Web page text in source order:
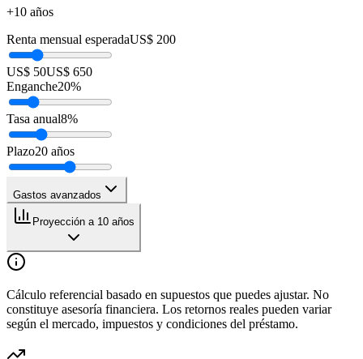
+10 años
Renta mensual esperadaUS$ 200
US$ 50US$ 650
Enganche20%
Tasa anual8%
Plazo20 años
Gastos avanzados
Proyección a 10 años
Cálculo referencial basado en supuestos que puedes ajustar. No
constituye asesoría financiera. Los retornos reales pueden variar
según el mercado, impuestos y condiciones del préstamo.